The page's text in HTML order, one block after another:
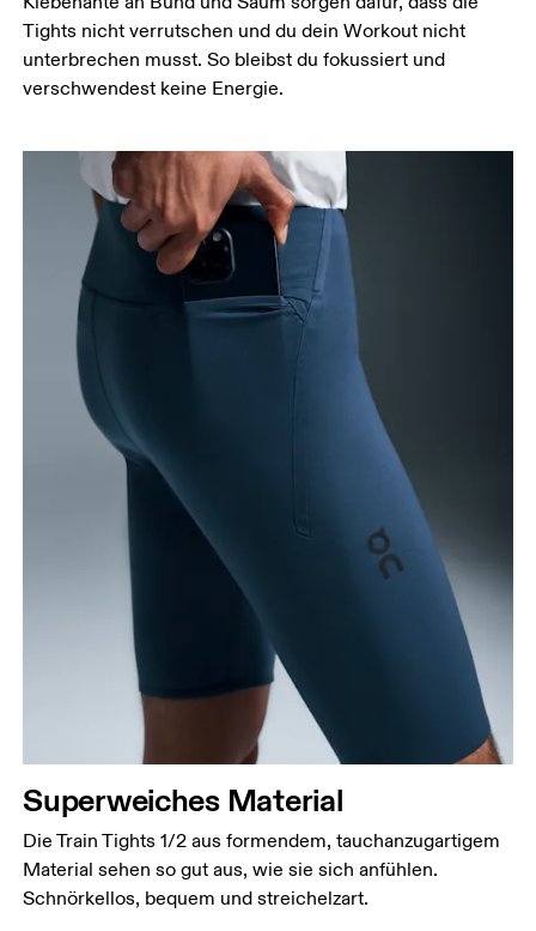
auseinander sind. Miss um die breiteste Stelle
deines Oberschenkels herum.
Schrittlänge
Füsse leicht auseinander. Miss von der obersten
Stelle deines Innenbeins bis hinunter zum Knöchel.
Tights nicht verrutschen und du dein Workout nicht
unterbrechen musst. So bleibst du fokussiert und
verschwendest keine Energie.
Superweiches Material
Die Train Tights 1/2 aus formendem, tauchanzugartigem
Material sehen so gut aus, wie sie sich anfühlen.
Schnörkellos, bequem und streichelzart.